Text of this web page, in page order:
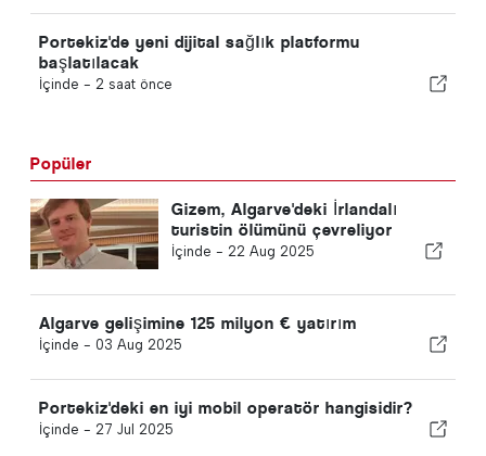
Portekiz'de yeni dijital sağlık platformu
başlatılacak
İçinde - 2 saat önce
Popüler
Gizem, Algarve'deki İrlandalı
turistin ölümünü çevreliyor
İçinde - 22 Aug 2025
Algarve gelişimine 125 milyon € yatırım
İçinde - 03 Aug 2025
Portekiz'deki en iyi mobil operatör hangisidir?
İçinde - 27 Jul 2025